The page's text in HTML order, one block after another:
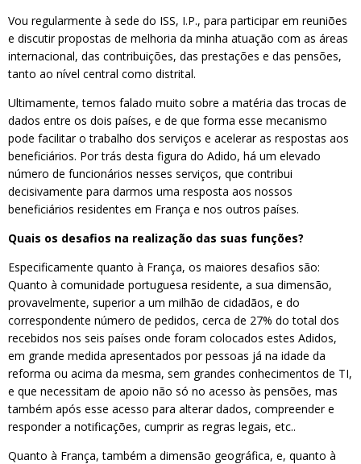
Vou regularmente à sede do ISS, I.P., para participar em reuniões
e discutir propostas de melhoria da minha atuação com as áreas
internacional, das contribuições, das prestações e das pensões,
tanto ao nível central como distrital.
Ultimamente, temos falado muito sobre a matéria das trocas de
dados entre os dois países, e de que forma esse mecanismo
pode facilitar o trabalho dos serviços e acelerar as respostas aos
beneficiários. Por trás desta figura do Adido, há um elevado
número de funcionários nesses serviços, que contribui
decisivamente para darmos uma resposta aos nossos
beneficiários residentes em França e nos outros países.
Quais os desafios na realização das suas funções?
Especificamente quanto à França, os maiores desafios são:
Quanto à comunidade portuguesa residente, a sua dimensão,
provavelmente, superior a um milhão de cidadãos, e do
correspondente número de pedidos, cerca de 27% do total dos
recebidos nos seis países onde foram colocados estes Adidos,
em grande medida apresentados por pessoas já na idade da
reforma ou acima da mesma, sem grandes conhecimentos de TI,
e que necessitam de apoio não só no acesso às pensões, mas
também após esse acesso para alterar dados, compreender e
responder a notificações, cumprir as regras legais, etc..
Quanto à França, também a dimensão geográfica, e, quanto à